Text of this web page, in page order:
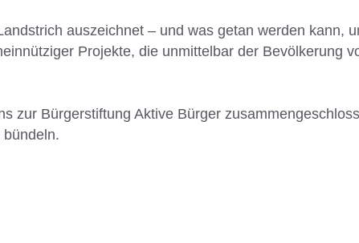
auszeichnet – und was getan werden kann,
Projekte, die unmittelbar der Bevölkerung
zur Bürgerstiftung Aktive Bürger